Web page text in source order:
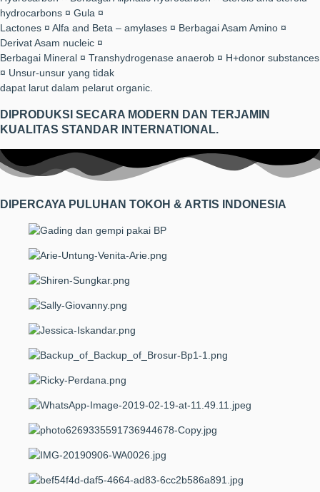
hydrocarbons ¤ Gula ¤
Lactones ¤ Alfa and Beta – amylases ¤ Berbagai Asam Amino ¤
Derivat Asam nucleic ¤
Berbagai Mineral ¤ Transhydrogenase anaerob ¤ H+donor substances
¤ Unsur-unsur yang tidak
dapat larut dalam pelarut organic.
DIPRODUKSI SECARA MODERN DAN TERJAMIN
KUALITAS STANDAR INTERNATIONAL.
DIPERCAYA PULUHAN TOKOH & ARTIS INDONESIA